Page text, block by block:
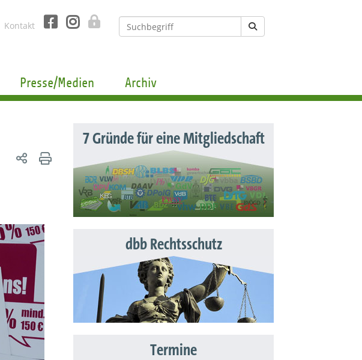
Kontakt
Presse/Medien Archiv
7 Gründe für eine Mitgliedschaft
dbb Rechtsschutz
Termine